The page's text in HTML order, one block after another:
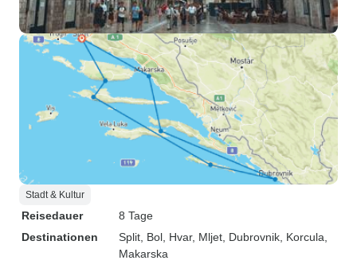
Stadt & Kultur
Reisedauer
8 Tage
Destinationen
Split , Bol , Hvar, Mljet , Dubrovnik , Korcula
Makarska